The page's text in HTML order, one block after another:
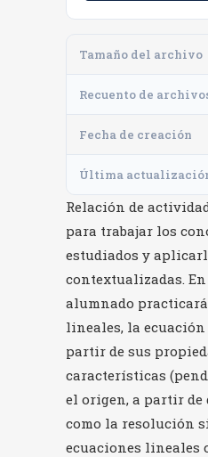
Tamaño del archivo
Recuento de
Fecha de creación
Última
Relación de
para trabajar los
estudiados y
contextualizadas.
alumnado
lineales, la ecuación
partir de sus
características
el origen, a partir de
como la resolución
ecuaciones lineales